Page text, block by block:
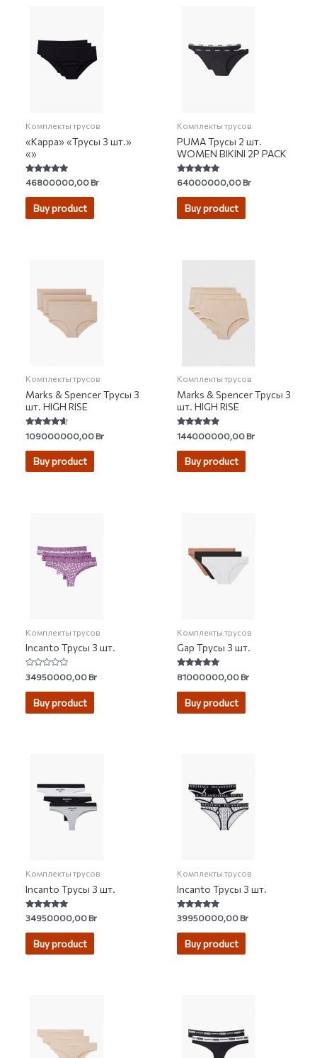
Комплекты трусов
«Kappa» «Трусы 3 шт.»
«»
Rated
5.00
out of 5
46800000,00Br
Buy product
Комплекты трусов
PUMA Трусы 2 шт.
WOMEN BIKINI 2P PACK
Rated
4.84
out of 5
64000000,00Br
Buy product
Комплекты трусов
Marks & Spencer Трусы 3
шт. HIGH RISE
Rated
4.43
out of 5
109000000,00Br
Buy product
Комплекты трусов
Marks & Spencer Трусы 3
шт. HIGH RISE
Rated
4.80
out of 5
144000000,00Br
Buy product
Комплекты трусов
Incanto Трусы 3 шт.
Rated
0
out
34950000,00Br
Buy product
Комплекты трусов
Gap Трусы 3 шт.
Rated
4.73
out of 5
81000000,00Br
Buy product
Комплекты трусов
Incanto Трусы 3 шт.
Rated
4.73
out of 5
34950000,00Br
Buy product
Комплекты трусов
Incanto Трусы 3 шт.
Rated
4.86
out of 5
39950000,00Br
Buy product